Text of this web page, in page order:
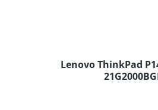
Lenovo ThinkPad